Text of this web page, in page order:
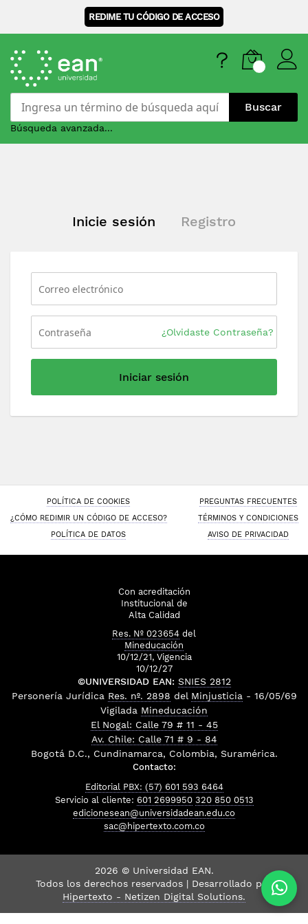
REDIME TU CÓDIGO DE ACCESO
Buscar
Búsqueda avanzada...
Inicie sesión Registro
¿Olvidaste Contraseña?
Iniciar sesión
POLÍTICA DE COOKIES
PREGUNTAS FRECUENTES
¿CÓMO REDIMIR UN CÓDIGO DE ACCESO?
TÉRMINOS Y CONDICIONES
POLÍTICA DE DATOS
AVISO DE PRIVACIDAD
Con acreditación
Institucional de
Alta Calidad
Res. Nº 023654 del
Mineducación
10/12/21, Vigencia
10/12/27
©UNIVERSIDAD EAN: SNIES 2812
Personería Jurídica Res. nº. 2898 del Minjusticia - 16/05/69
Vigilada Mineducación
El Nogal: Calle 79 # 11 - 45
Av. Chile: Calle 71 # 9 - 84
Bogotá D.C., Cundinamarca, Colombia, Suramérica.
Contacto:
Editorial PBX: (57) 601 593 6464
Servicio al cliente: 601 2699950 320 850 0513
edicionesean@universidadean.edu.co
sac@hipertexto.com.co
2026 © Universidad EAN.
Todos los derechos reservados | Desarrollado por
Hipertexto - Netizen Digital Solutions.